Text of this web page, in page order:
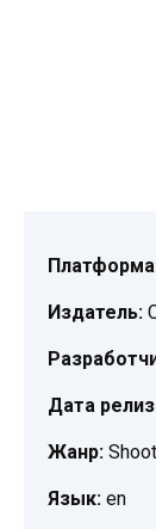
Издатель:
Дата
Жанр:
Язык: en